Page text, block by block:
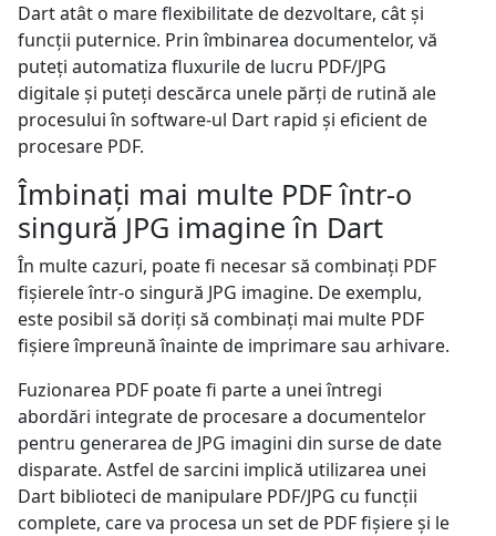
Dart atât o mare flexibilitate de dezvoltare, cât și
funcții puternice. Prin îmbinarea documentelor, vă
puteți automatiza fluxurile de lucru PDF/JPG
digitale și puteți descărca unele părți de rutină ale
procesului în software-ul Dart rapid și eficient de
procesare PDF.
Îmbinați mai multe PDF într-o
singură JPG imagine în Dart
În multe cazuri, poate fi necesar să combinați PDF
fișierele într-o singură JPG imagine. De exemplu,
este posibil să doriți să combinați mai multe PDF
fișiere împreună înainte de imprimare sau arhivare.
Fuzionarea PDF poate fi parte a unei întregi
abordări integrate de procesare a documentelor
pentru generarea de JPG imagini din surse de date
disparate. Astfel de sarcini implică utilizarea unei
Dart biblioteci de manipulare PDF/JPG cu funcții
complete, care va procesa un set de PDF fișiere și le